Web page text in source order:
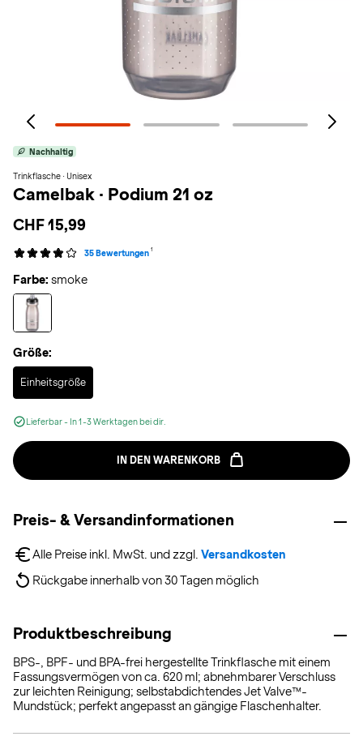
Nachhaltig
Trinkflasche · Unisex
Camelbak · Podium 21 oz
CHF 15,99
35 Bewertungen 1
Farbe: smoke
Größe:
Einheitsgröße
Selected
Lieferbar - In 1-3 Werktagen bei dir.
IN DEN WARENKORB
Preis- & Versandinformationen
Alle Preise inkl. MwSt. und zzgl. Versandkosten
Rückgabe innerhalb von 30 Tagen möglich
Produktbeschreibung
BPS-, BPF- und BPA-frei hergestellte Trinkflasche mit einem
Fassungsvermögen von ca. 620 ml; abnehmbarer Verschluss
zur leichten Reinigung; selbstabdichtendes Jet Valve™-
Mundstück; perfekt angepasst an gängige Flaschenhalter.